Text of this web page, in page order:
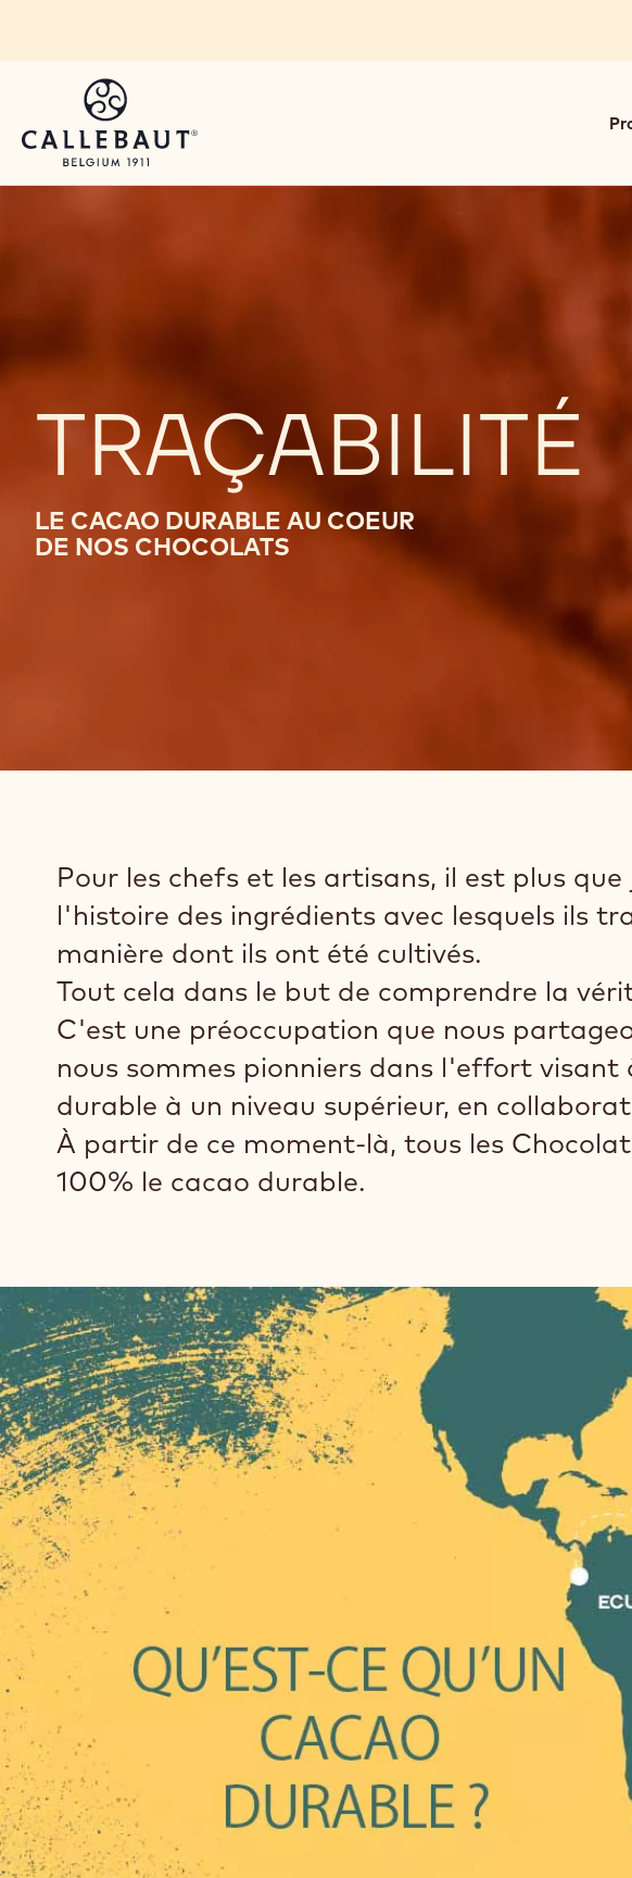
TRAÇABILITÉ
LE CACAO DURABLE AU COEUR
DE NOS CHOCOLATS
Pour les chefs et les artisans, il est plus
l'histoire des ingrédients avec lesquels ils
manière dont ils ont été cultivés.
Tout cela dans le but de comprendre la
C'est une préoccupation que nous
nous sommes pionniers dans l'effort
durable à un niveau supérieur, en
À partir de ce moment-là, tous les
100% le cacao durable.